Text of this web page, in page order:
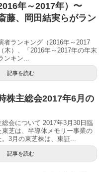
年～2017年）〜
藤、岡田結実らがラン
者ランキング（2016年～2017
木）、「2016年～2017年の年末
ンキン...
記事を読む
株主総会2017年6月の
総会について 2017年3月30日臨
芝は、半導体メモリー事業の
3月の東芝株は、東証...
記事を読む